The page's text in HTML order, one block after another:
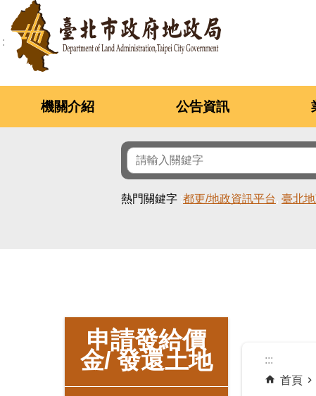
跳到主要內容區塊
機關介紹 公告資訊
熱門關鍵字 都更/地政資訊平台 臺北
申請發給價
金/ 發還土地
:::
首頁